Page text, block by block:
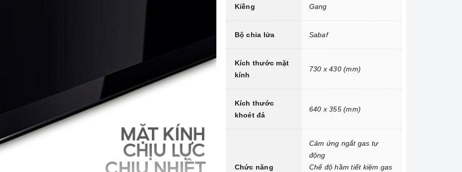
Kiềng Gang
Bộ chia lửa Sabaf
Kích thước mặt
kính
730 x 430 (mm)
Kích thước
khoét đá
640 x 355 (mm)
Chức năng
Cảm ứng ngắt gas tự
động
Chế độ hầm tiết kiệm gas